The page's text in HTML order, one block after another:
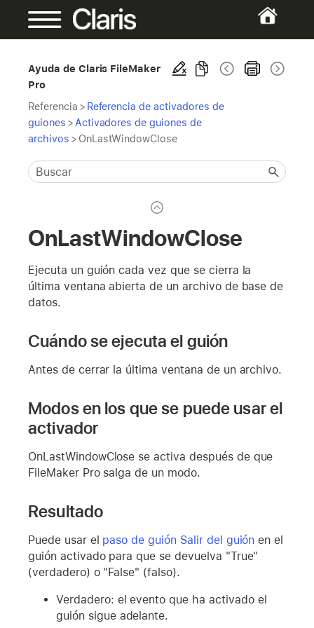
Ayuda de Claris FileMaker
Pro
Referencia > Referencia de activadores de
guiones > Activadores de guiones de
archivos > OnLastWindowClose
OnLastWindowClose
Ejecuta un guión cada vez que se cierra la
última ventana abierta de un archivo de base de
datos.
Cuándo se ejecuta el guión
Antes de cerrar la última ventana de un archivo.
Modos en los que se puede usar el
activador
OnLastWindowClose se activa después de que
FileMaker Pro salga de un modo.
Resultado
Puede usar el paso de guión Salir del guión en el
guión activado para que se devuelva "True"
(verdadero) o "False" (falso).
Verdadero: el evento que ha activado el
guión sigue adelante.